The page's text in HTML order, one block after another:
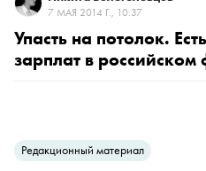
7 МАЯ 2014 Г., 10:37
Упасть на потолок.
зарплат в российском
Редакционный материал